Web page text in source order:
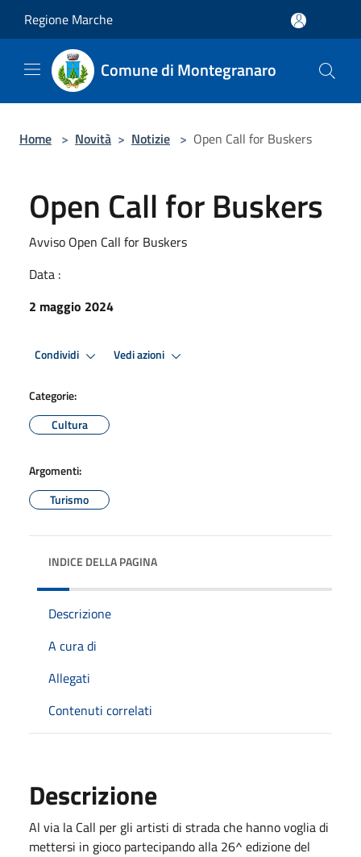
Regione Marche
Comune di Montegranaro
Home > Novità > Notizie > Open Call for Buskers
Open Call for Buskers
Avviso Open Call for Buskers
Data :
2 maggio 2024
Condividi Vedi azioni
Categorie:
Cultura
Argomenti:
Turismo
INDICE DELLA PAGINA
Descrizione
A cura di
Allegati
Contenuti correlati
Descrizione
Al via la Call per gli artisti di strada che hanno voglia di
mettersi in gioco partecipando alla 26^ edizione del